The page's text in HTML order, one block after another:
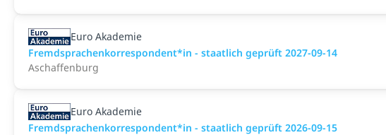
Euro Akademie
Fremdsprachenkorrespondent*in - staatlich geprüft 2027-09-14
Aschaffenburg
Euro Akademie
Fremdsprachenkorrespondent*in - staatlich geprüft 2026-09-15